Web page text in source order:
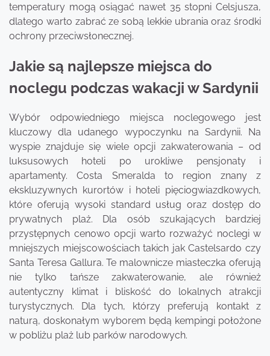
temperatury mogą osiągać nawet 35 stopni Celsjusza,
dlatego warto zabrać ze sobą lekkie ubrania oraz środki
ochrony przeciwsłonecznej.
Jakie są najlepsze miejsca do
noclegu podczas wakacji w Sardynii
Wybór odpowiedniego miejsca noclegowego jest
kluczowy dla udanego wypoczynku na Sardynii. Na
wyspie znajduje się wiele opcji zakwaterowania – od
luksusowych hoteli po urokliwe pensjonaty i
apartamenty. Costa Smeralda to region znany z
ekskluzywnych kurortów i hoteli pięciogwiazdkowych,
które oferują wysoki standard usług oraz dostęp do
prywatnych plaż. Dla osób szukających bardziej
przystępnych cenowo opcji warto rozważyć noclegi w
mniejszych miejscowościach takich jak Castelsardo czy
Santa Teresa Gallura. Te malownicze miasteczka oferują
nie tylko tańsze zakwaterowanie, ale również
autentyczny klimat i bliskość do lokalnych atrakcji
turystycznych. Dla tych, którzy preferują kontakt z
naturą, doskonałym wyborem będą kempingi położone
w pobliżu plaż lub parków narodowych.